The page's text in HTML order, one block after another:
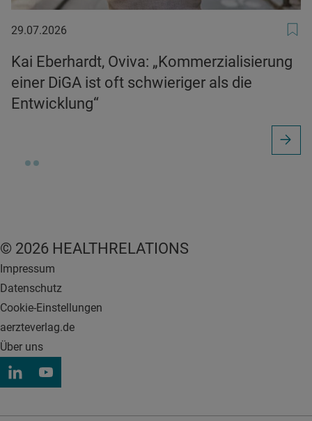
29.07.2026
29.07.2026
Kai Eberhardt, Oviva: „Kommerzialisierung
einer DiGA ist oft schwieriger als die
Entwicklung“
© 2026 HEALTHRELATIONS
Impressum
Datenschutz
Cookie-Einstellungen
aerzteverlag.de
Über uns